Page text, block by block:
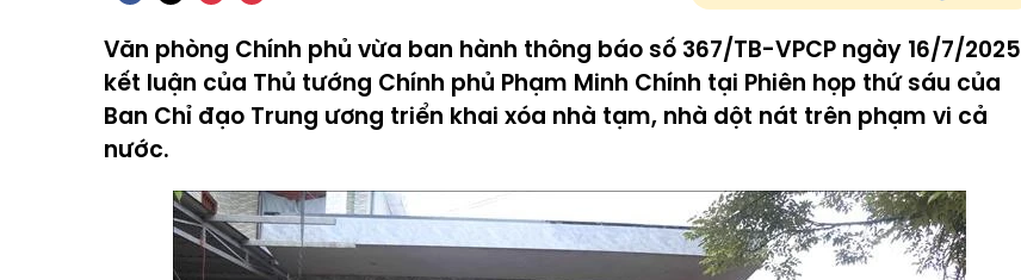
Văn phòng Chính phủ vừa ban hành thông báo số 367/TB-VPCP ngày 16/7/2025
kết luận của Thủ tướng Chính phủ Phạm Minh Chính tại Phiên họp thứ sáu của
Ban Chỉ đạo Trung ương triển khai xóa nhà tạm, nhà dột nát trên phạm vi cả
nước.